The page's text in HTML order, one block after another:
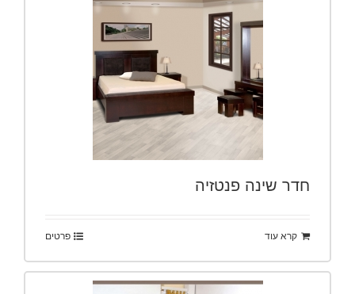
חדר שינה פנטזיה
קרא עוד פרטים